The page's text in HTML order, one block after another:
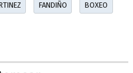
FANDIÑO BOXEO